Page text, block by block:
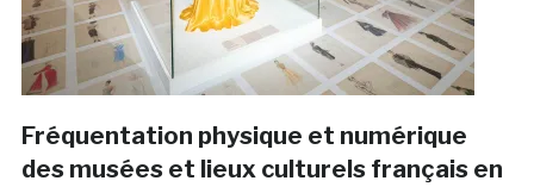
Fréquentation physique et numérique
des musées et lieux culturels français en